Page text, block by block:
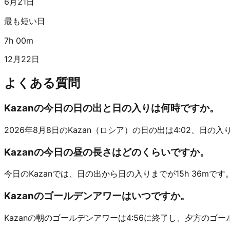
最も短い日
7h 00m
12月22日
よくある質問
Kazanの今日の日の出と日の入りは何時ですか。
2026年8月8日のKazan（ロシア）の日の出は4:02、日の
Kazanの今日の昼の長さはどのくらいですか。
今日のKazanでは、日の出から日の入りまでが15h 36mです
Kazanのゴールデンアワーはいつですか。
Kazanの朝のゴールデンアワーは4:56に終了し、夕方のゴ